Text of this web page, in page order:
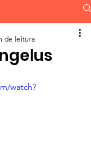
de leitura
watch?